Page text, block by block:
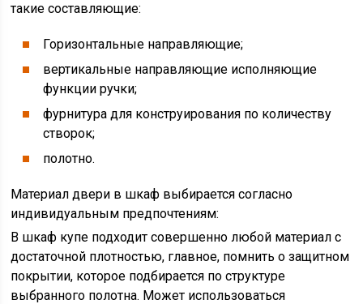
такие составляющие:
Горизонтальные направляющие;
вертикальные направляющие исполняющие
функции ручки;
фурнитура для конструирования по количеству
створок;
полотно.
Материал двери в шкаф выбирается согласно
индивидуальным предпочтениям:
В шкаф купе подходит совершенно любой материал с
достаточной плотностью, главное, помнить о защитном
покрытии, которое подбирается по структуре
выбранного полотна. Может использоваться